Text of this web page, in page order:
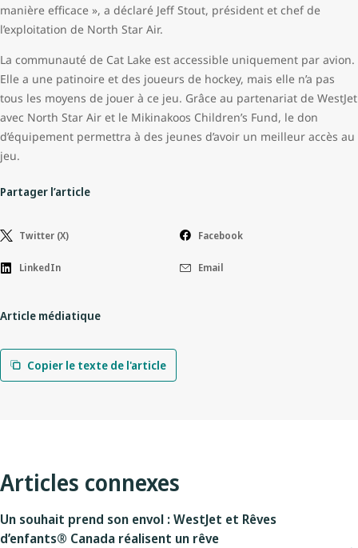
manière efficace », a déclaré Jeff Stout, président et chef de
l’exploitation de North Star Air.
La communauté de Cat Lake est accessible uniquement par avion.
Elle a une patinoire et des joueurs de hockey, mais elle n’a pas
tous les moyens de jouer à ce jeu. Grâce au partenariat de WestJet
avec North Star Air et le Mikinakoos Children’s Fund, le don
d’équipement permettra à des jeunes d’avoir un meilleur accès au
jeu.
Partager l’article
Twitter (X) Facebook
LinkedIn Email
Article médiatique
Copier le texte de l'article
Articles connexes
Un souhait prend son envol : WestJet et Rêves
d’enfants® Canada réalisent un rêve